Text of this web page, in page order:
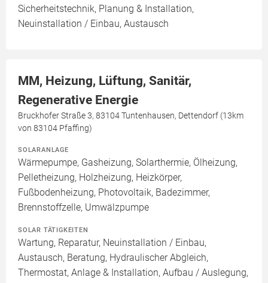
Sicherheitstechnik, Planung & Installation,
Neuinstallation / Einbau, Austausch
MM, Heizung, Lüftung, Sanitär,
Regenerative Energie
Bruckhofer Straße 3, 83104 Tuntenhausen, Dettendorf (13km
von 83104 Pfaffing)
SOLARANLAGE
Wärmepumpe, Gasheizung, Solarthermie, Ölheizung,
Pelletheizung, Holzheizung, Heizkörper,
Fußbodenheizung, Photovoltaik, Badezimmer,
Brennstoffzelle, Umwälzpumpe
SOLAR TÄTIGKEITEN
Wartung, Reparatur, Neuinstallation / Einbau,
Austausch, Beratung, Hydraulischer Abgleich,
Thermostat, Anlage & Installation, Aufbau / Auslegung,